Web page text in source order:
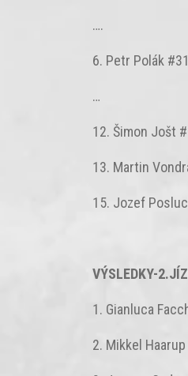
….
6. Petr Polák
…
12. Šimon Jošt
13. Martin
15. Jozef
VÝSLEDKY-
1. Gianluca
2. Mikkel